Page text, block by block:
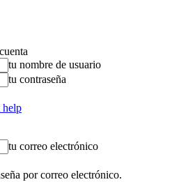
tu nombre de usuario
tu contraseña
help
tu correo electrónico
por correo electrónico.